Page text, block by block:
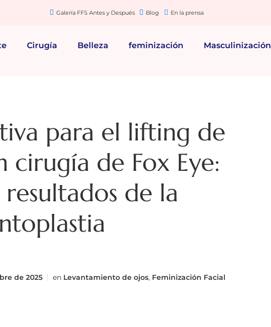
Galería FFS Antes y Después Blog En la prensa
Cirugía Belleza feminización Masculinización
para el lifting de
cirugía de Fox Eye:
de la
de 2025 en Levantamiento de ojos, Feminización Facial